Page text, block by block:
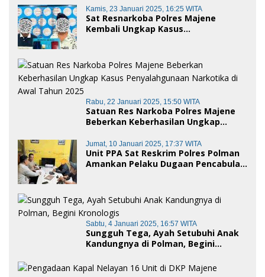
Polman
Kamis, 23 Januari 2025, 16:25 WITA
Sat Resnarkoba Polres Majene
Kembali Ungkap Kasus
Rabu, 22 Januari 2025, 15:50 WITA
Satuan Res Narkoba Polres Majene
Beberkan Keberhasilan Ungkap
Awal Tahun 2025
Jumat, 10 Januari 2025, 17:37 WITA
Unit PPA Sat Reskrim Polres Polman
Amankan Pelaku Dugaan Pencabulan
Sabtu, 4 Januari 2025, 16:57 WITA
Sungguh Tega, Ayah Setubuhi Anak
Kandungnya di Polman, Begini